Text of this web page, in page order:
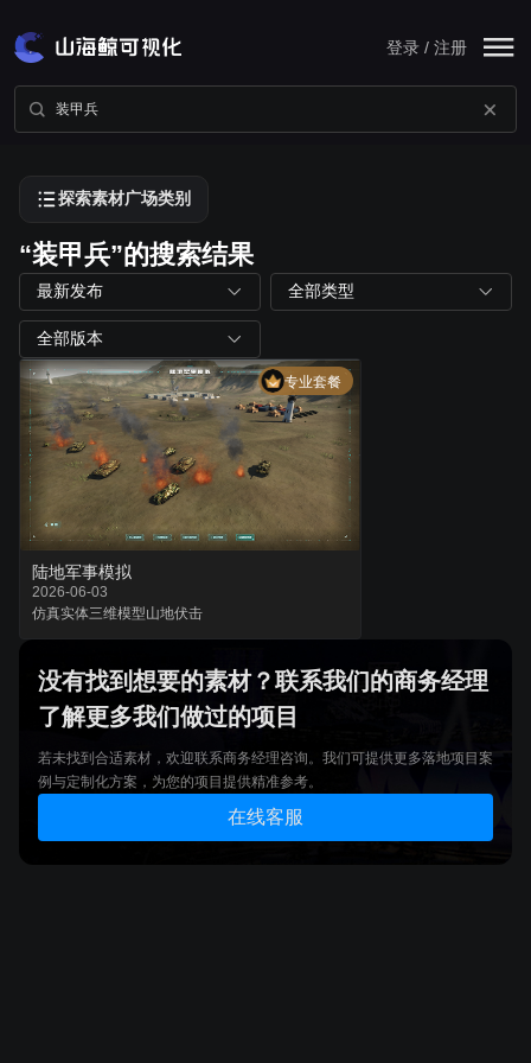
登录 / 注册
探索素材广场类别
“装甲兵”的搜索结果
最新发布 全部类型
全部版本
专业套餐
陆地军事模拟
2026-06-03
仿真实体三维模型山地伏击
没有找到想要的素材？联系我们的商务经理
了解更多我们做过的项目
若未找到合适素材，欢迎联系商务经理咨询。我们可提供更多落地项目案
例与定制化方案，为您的项目提供精准参考。
在线客服